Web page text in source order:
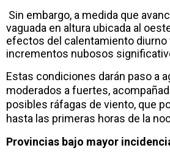
Sin embargo, a medida que
vaguada en altura ubicada al
efectos del calentamiento diurno
incrementos nubosos
Estas condiciones darán paso a
moderados a fuertes,
posibles ráfagas de viento, que
hasta las primeras horas de la
Provincias bajo mayor